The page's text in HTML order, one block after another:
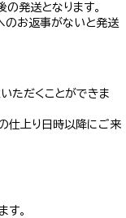
発送となります。
のお返事がないと発送
ただくことができま
仕上り日時以降にご来
。